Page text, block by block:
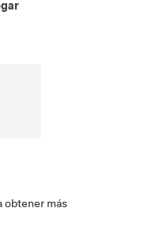
obtener más